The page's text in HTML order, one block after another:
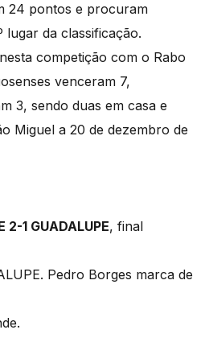
24 pontos e procuram
da classificação.
competição com o Rabo
venceram 7,
3, sendo duas em casa e
Miguel a 20 de dezembro de
2-1 GUADALUPE, final
Pedro Borges marca de